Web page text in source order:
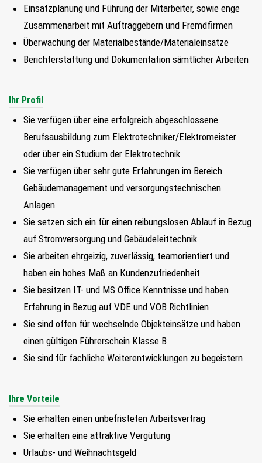
Einsatzplanung und Führung der Mitarbeiter, sowie enge
Zusammenarbeit mit Auftraggebern und Fremdfirmen
Überwachung der Materialbestände/Materialeinsätze
Berichterstattung und Dokumentation sämtlicher Arbeiten
Ihr Profil
Sie verfügen über eine erfolgreich abgeschlossene
Berufsausbildung zum Elektrotechniker/Elektromeister
oder über ein Studium der Elektrotechnik
Sie verfügen über sehr gute Erfahrungen im Bereich
Gebäudemanagement und versorgungstechnischen
Anlagen
Sie setzen sich ein für einen reibungslosen Ablauf in Bezug
auf Stromversorgung und Gebäudeleittechnik
Sie arbeiten ehrgeizig, zuverlässig, teamorientiert und
haben ein hohes Maß an Kundenzufriedenheit
Sie besitzen IT- und MS Office Kenntnisse und haben
Erfahrung in Bezug auf VDE und VOB Richtlinien
Sie sind offen für wechselnde Objekteinsätze und haben
einen gültigen Führerschein Klasse B
Sie sind für fachliche Weiterentwicklungen zu begeistern
Ihre Vorteile
Sie erhalten einen unbefristeten Arbeitsvertrag
Sie erhalten eine attraktive Vergütung
Urlaubs- und Weihnachtsgeld